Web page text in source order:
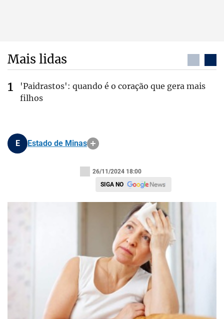
Mais lidas
'Paidrastos': quando é o coração que gera mais
filhos
E Estado de Minas
26/11/2024 18:00
SIGA NO